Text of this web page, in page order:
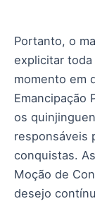
Portanto, o
explicitar
momento em
Emancipação
os
responsáveis
conquistas.
Moção de
desejo